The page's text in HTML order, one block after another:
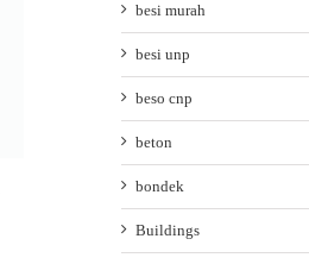
Perbedaan Besi CNP dan
Bangunan
April 6th, 2026 | 0 Comments
besi murah
besi unp
beso cnp
beton
bondek
Buildings